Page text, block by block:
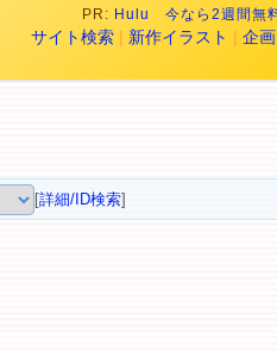
PR: Hulu 今なら2週間無
サイト検索 | 新作イラスト | 企
[詳細/ID検索]